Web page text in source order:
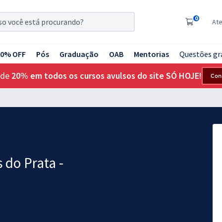
0
OFF Pós Graduação OAB Mentorias Questões
20% em todos os cursos avulsos do site SÓ HOJE!
do Prata -